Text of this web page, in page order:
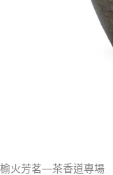
榆火芳茗—茶香道專場